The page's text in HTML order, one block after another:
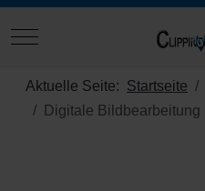
Mobile Menu Toggle
Aktuelle Seite: Startseite
Digitale Bildbearbeitung